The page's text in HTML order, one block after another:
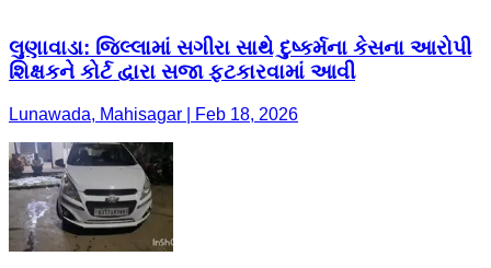
લુણાવાડા: જિલ્લામાં સગીરા સાથે દુષ્કર્મના કેસના આરોપી
શિક્ષકને કોર્ટ દ્વારા સજા ફટકારવામાં આવી
Lunawada, Mahisagar | Feb 18, 2026